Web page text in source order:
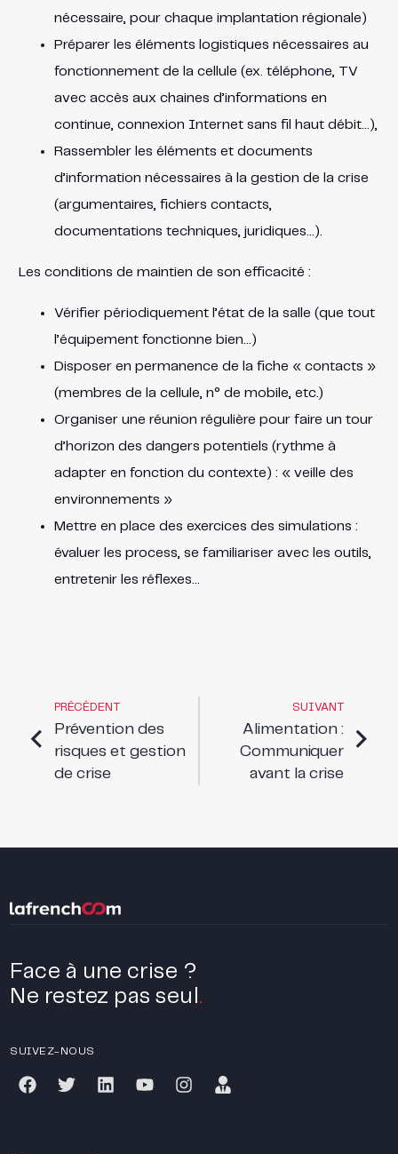
nécessaire, pour chaque implantation régionale)
Préparer les éléments logistiques nécessaires au
fonctionnement de la cellule (ex. téléphone, TV
avec accès aux chaines d’informations en
continue, connexion Internet sans fil haut débit…),
Rassembler les éléments et documents
d’information nécessaires à la gestion de la crise
(argumentaires, fichiers contacts,
documentations techniques, juridiques…).
Les conditions de maintien de son efficacité :
Vérifier périodiquement l’état de la salle (que tout
l’équipement fonctionne bien…)
Disposer en permanence de la fiche « contacts »
(membres de la cellule, n° de mobile, etc.)
Organiser une réunion régulière pour faire un tour
d’horizon des dangers potentiels (rythme à
adapter en fonction du contexte) : « veille des
environnements »
Mettre en place des exercices des simulations :
évaluer les process, se familiariser avec les outils,
entretenir les réflexes…
PRÉCÉDENT
Prévention des
risques et gestion
de crise
SUIVANT
Alimentation :
Communiquer
avant la crise
Face à une crise ?
Ne restez pas seul .
SUIVEZ-NOUS